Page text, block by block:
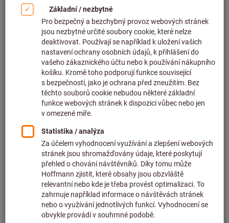
Produkt
Produkty
nejprodávanější
Ošetřovací prostředek, tekutý, 5 l
ocel, nerezová ocel, broušení a
leštění, Typ: UNI/2
Artiklové číslo: 501650 UNI/2
Cena za 1 ks
(CZK 155,80 / 1 Litre)
bez DPH v platné výšiplus náklady na